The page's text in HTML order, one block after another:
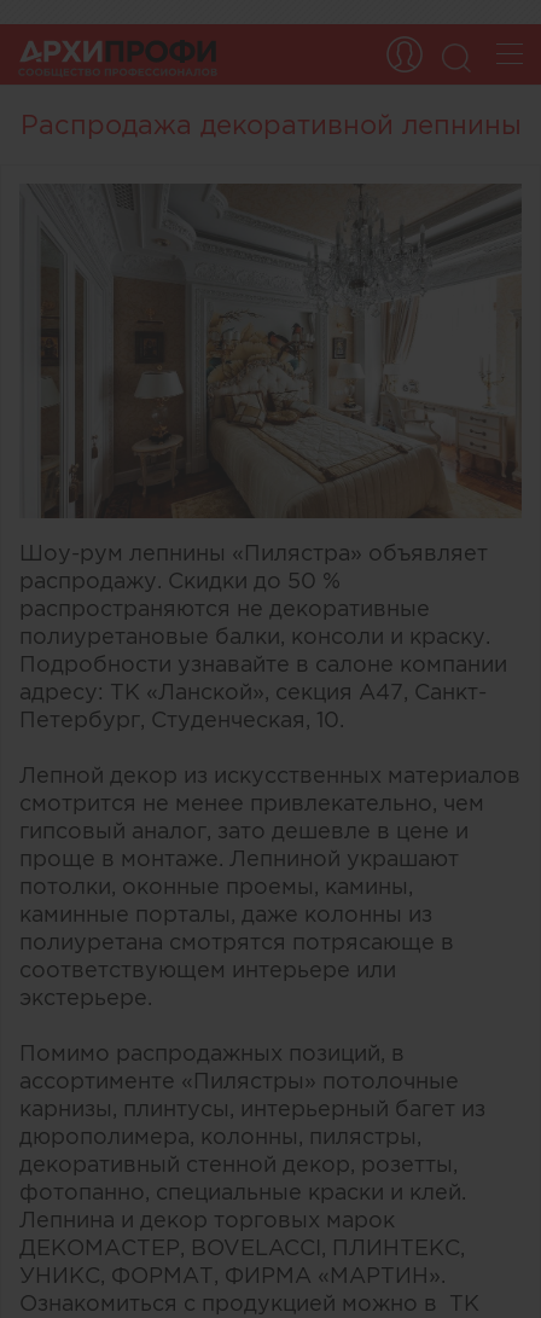
Распродажа декоративной лепнины
Шоу-рум лепнины «Пилястра» объявляет
распродажу. Скидки до 50 %
распространяются не декоративные
полиуретановые балки, консоли и краску.
Подробности узнавайте в салоне компании
адресу: ТК «Ланской», секция А47, Санкт-
Петербург, Студенческая, 10.
Лепной декор из искусственных материалов
смотрится не менее привлекательно, чем
гипсовый аналог, зато дешевле в цене и
проще в монтаже. Лепниной украшают
потолки, оконные проемы, камины,
каминные порталы, даже колонны из
полиуретана смотрятся потрясающе в
соответствующем интерьере или
экстерьере.
Помимо распродажных позиций, в
ассортименте «Пилястры» потолочные
карнизы, плинтусы, интерьерный багет из
дюрополимера, колонны, пилястры,
декоративный стенной декор, розетты,
фотопанно, специальные краски и клей.
Лепнина и декор торговых марок
ДЕКОМАСТЕР, BOVELACCI, ПЛИНТЕКС,
УНИКС, ФОРМАТ, ФИРМА «МАРТИН».
Ознакомиться с продукцией можно в ТК